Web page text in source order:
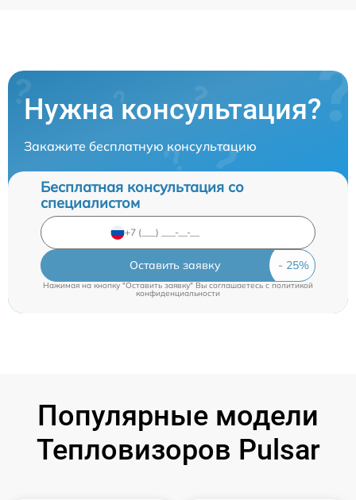
Нужна консультация?
Закажите бесплатную консультацию
Бесплатная консультация со
специалистом
Оставить заявку
Нажимая на кнопку "Оставить заявку" Вы соглашаетесь cполитикой
конфиденциальности
Популярные модели
Тепловизоров Pulsar